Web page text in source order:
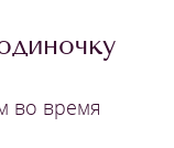
во время